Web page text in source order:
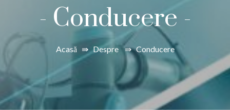
- Conducere -
Acasă ⇛Despre ⇛Conducere